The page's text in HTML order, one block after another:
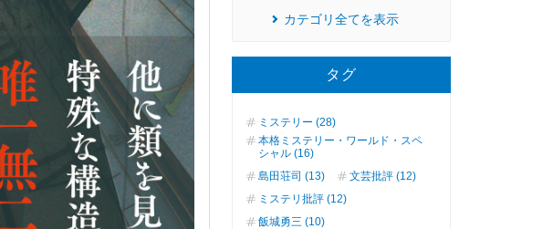
カテゴリ全てを表示
タグ
ミステリー (28)
本格ミステリー・ワールド・スペ
シャル (16)
島田荘司 (13)
文芸批評 (12)
ミステリ批評 (12)
飯城勇三 (10)